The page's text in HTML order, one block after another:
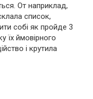
От наприклад,
список,
собі як пройде 3
їх ймовірного
і крутила